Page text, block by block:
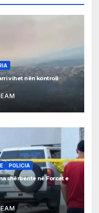
vihet nën kontroll
POLICIA
shërbente në Forcat e